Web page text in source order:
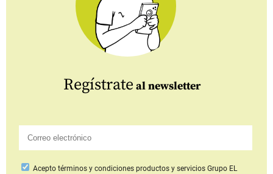
Regístrate al newsletter
Aceptotérminos y condiciones productos y serviciosGrupo EL